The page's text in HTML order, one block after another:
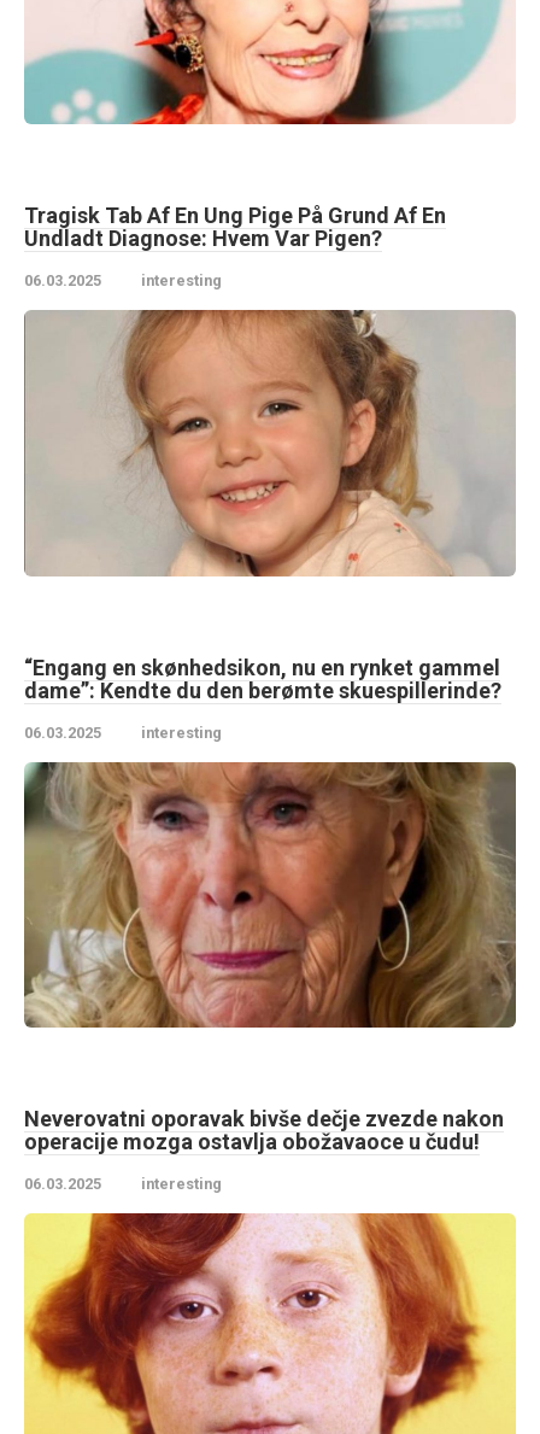
Tragisk Tab Af En Ung Pige På Grund Af En
Undladt Diagnose: Hvem Var Pigen?
06.03.2025 interesting
“Engang en skønhedsikon, nu en rynket gammel
dame”: Kendte du den berømte skuespillerinde?
06.03.2025 interesting
Neverovatni oporavak bivše dečje zvezde nakon
operacije mozga ostavlja obožavaoce u čudu!
06.03.2025 interesting